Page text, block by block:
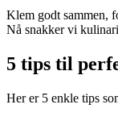
Klem godt sammen,
Nå snakker vi
5 tips til
Her er 5 enkle tips